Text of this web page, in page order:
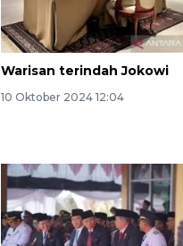
Warisan terindah Jokowi
10 Oktober 2024 12:04